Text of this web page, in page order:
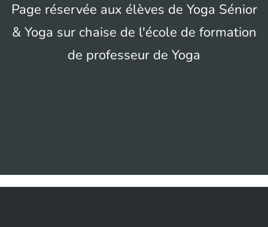
Page réservée aux élèves de Yoga Sénior
& Yoga sur chaise de l'école de formation
de professeur de Yoga